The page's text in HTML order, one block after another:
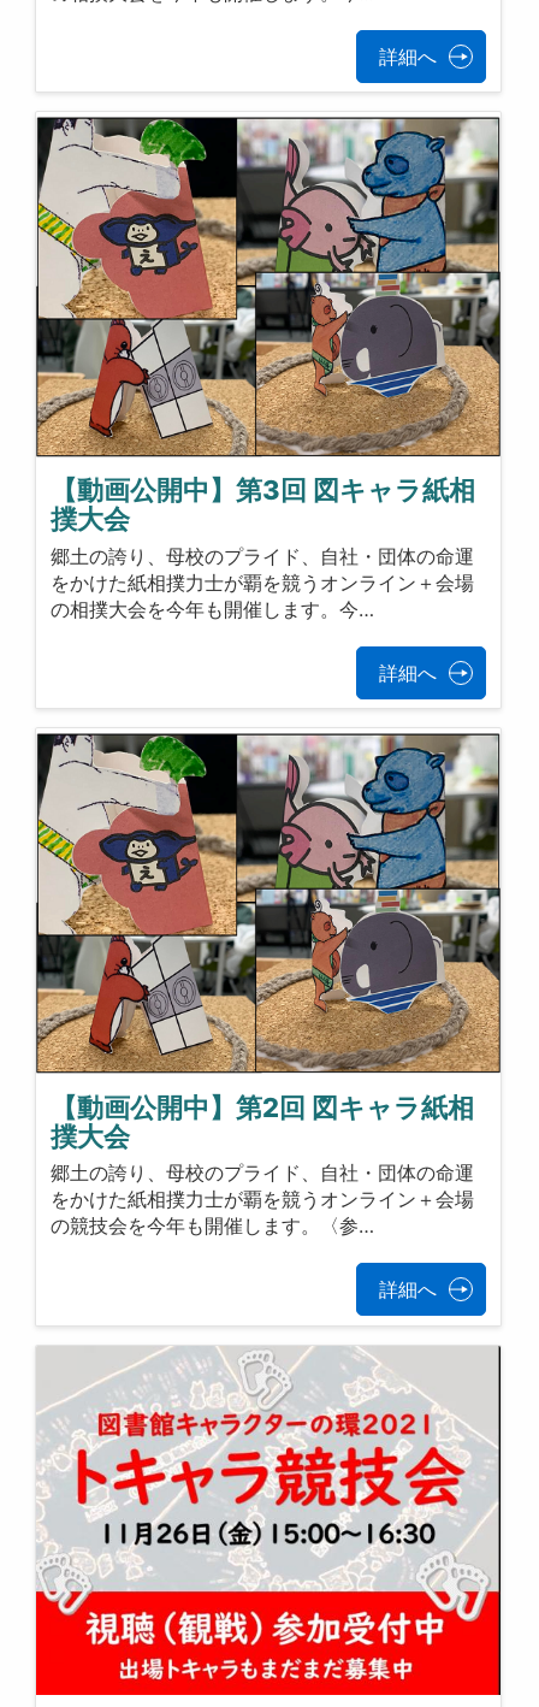
詳細へ
【動画公開中】第3回 図キャラ紙相
撲大会
郷土の誇り、母校のプライド、自社・団体の命運
をかけた紙相撲力士が覇を競うオンライン＋会場
の相撲大会を今年も開催します。今…
詳細へ
【動画公開中】第2回 図キャラ紙相
撲大会
郷土の誇り、母校のプライド、自社・団体の命運
をかけた紙相撲力士が覇を競うオンライン＋会場
の競技会を今年も開催します。〈参…
詳細へ